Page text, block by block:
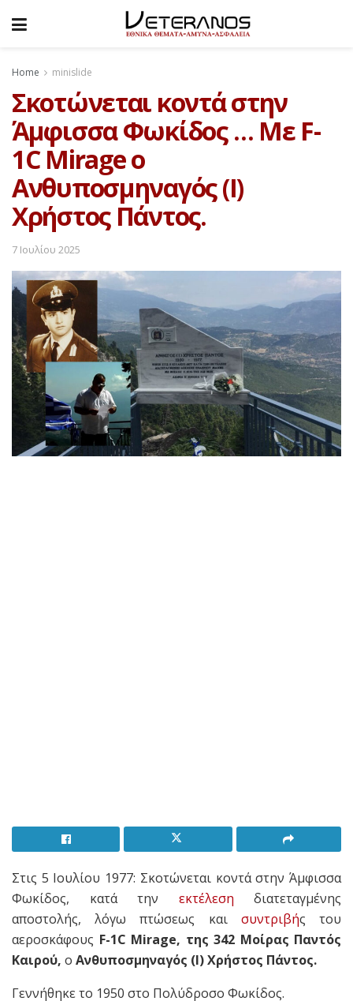
Home minislide
Σκοτώνεται κοντά στην
Άμφισσα Φωκίδος … Με F-
1C Mirage ο
Ανθυποσμηναγός (Ι)
Χρήστος Πάντος.
7 Ιουλίου 2025
Στις 5 Ιουλίου 1977: Σκοτώνεται κοντά στην Άμφισσα
Φωκίδος, κατά την εκτέλεση διατεταγμένης
αποστολής, λόγω πτώσεως και συντριβής του
αεροσκάφους F-1C Mirage, της 342 Μοίρας Παντός
Καιρού, ο Ανθυποσμηναγός (Ι) Χρήστος Πάντος.
Γεννήθηκε το 1950 στο Πολύδροσο Φωκίδος.